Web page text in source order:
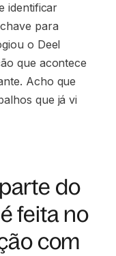
identificar
para
o Deel
que acontece
Acho que
que já vi
do
feita no
com